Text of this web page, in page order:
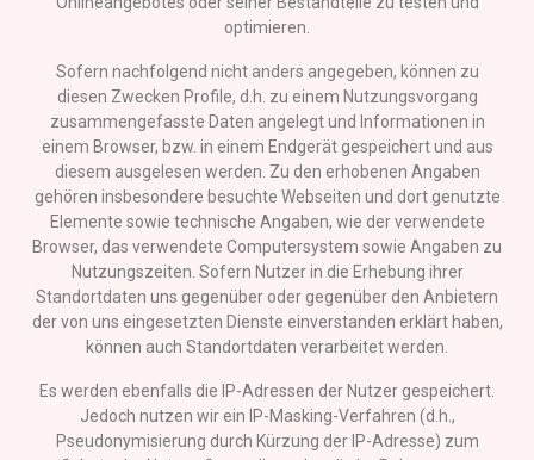
optimieren.
Sofern nachfolgend nicht anders angegeben, können zu
diesen Zwecken Profile, d.h. zu einem Nutzungsvorgang
zusammengefasste Daten angelegt und Informationen in
einem Browser, bzw. in einem Endgerät gespeichert und aus
diesem ausgelesen werden. Zu den erhobenen Angaben
gehören insbesondere besuchte Webseiten und dort genutzte
Elemente sowie technische Angaben, wie der verwendete
Browser, das verwendete Computersystem sowie Angaben zu
Nutzungszeiten. Sofern Nutzer in die Erhebung ihrer
Standortdaten uns gegenüber oder gegenüber den Anbietern
der von uns eingesetzten Dienste einverstanden erklärt haben,
können auch Standortdaten verarbeitet werden.
Es werden ebenfalls die IP-Adressen der Nutzer gespeichert.
Jedoch nutzen wir ein IP-Masking-Verfahren (d.h.,
Pseudonymisierung durch Kürzung der IP-Adresse) zum